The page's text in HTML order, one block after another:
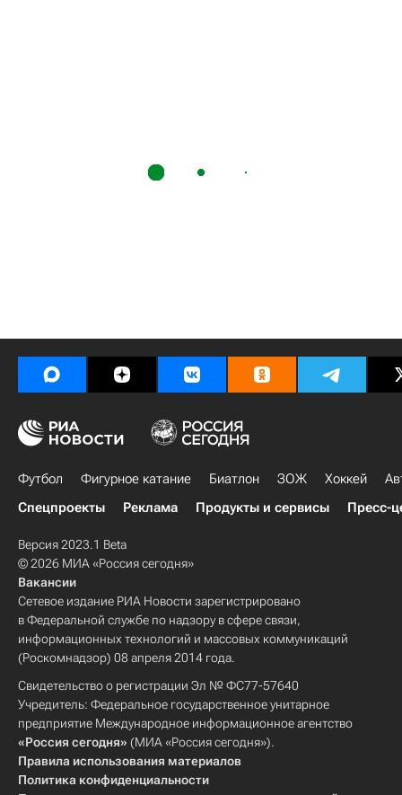
Футбол Фигурное катание Биатлон ЗОЖ Хоккей
Спецпроекты
Реклама Продукты и сервисы Пресс-
Версия 2023.1 Beta
© 2026 МИА «Россия сегодня»
Вакансии
Сетевое издание РИА Новости зарегистрировано
в Федеральной службе по надзору в сфере связи,
информационных технологий и массовых коммуникаций
(Роскомнадзор) 08 апреля 2014 года.
Свидетельство о регистрации Эл № ФС77-57640
Учредитель: Федеральное государственное унитарное
предприятие Международное информационное агентство
«Россия сегодня» (МИА «Россия сегодня»).
Правила использования материалов
Политика конфиденциальности